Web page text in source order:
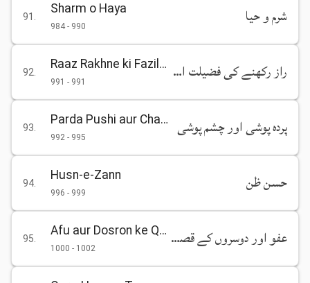
91
Sharm o Haya
984 - 990 شرم و حیا
92
Raaz Rakhne ki Fazilat
991 - 991 راز رکھنے کی فضیلت اورافشائے راز کی مذمت
93
Parda Pushi aur Chashm Pushi
992 - 995 پردہ پوشی اور چشم پوشی
94
Husn-e-Zann
996 - 999 حسن ظن
95
Afu aur Dosron ke Qusoor Maaf Karna
1000 - 1002 عفو اور دوسروں کے قصور معاف کرنا